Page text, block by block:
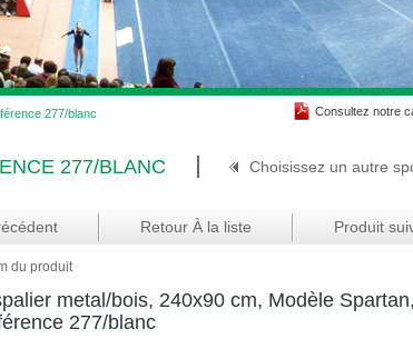
277/blanc Consultez notre
277/BLANC Choisissez un autre
Retour À la liste Produit
du produit
metal/bois, 240x90 cm, Modèle Spartan,
277/blanc